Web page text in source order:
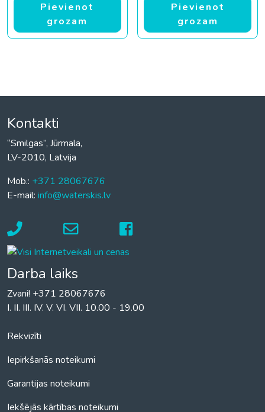
Pievienot
grozam
Pievienot
grozam
Kontakti
“Smilgas”, Jūrmala,
LV-2010, Latvija
Mob.: +371 28067676
E-mail: info@waterskis.lv
Darba laiks
Zvani! +371 28067676
I. II. III. IV. V. VI. VII. 10.00 - 19.00
Rekvizīti
Iepirkšanās noteikumi
Garantijas noteikumi
Iekšējās kārtības noteikumi